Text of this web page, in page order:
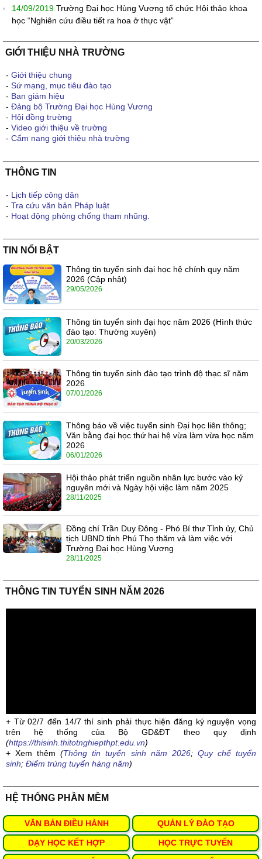
14/09/2019 Trường Đại học Hùng Vương tổ chức Hội thảo khoa
học “Nghiên cứu điều tiết ra hoa ở thực vật”
GIỚI THIỆU NHÀ TRƯỜNG
- Giới thiệu chung
- Sứ mạng, mục tiêu đào tạo
- Ban giám hiệu
- Đảng bộ Trường Đại học Hùng Vương
- Hội đồng trường
- Video giới thiệu về trường
- Cẩm nang giới thiệu nhà trường
THÔNG TIN
- Lịch tiếp công dân
- Tra cứu văn bản Pháp luật
- Hoạt động phòng chống tham nhũng.
TIN NỔI BẬT
Thông tin tuyển sinh đại học hệ chính quy năm
2026 (Cập nhật)
29/05/2026
Thông tin tuyển sinh đại học năm 2026 (Hình thức
đào tạo: Thường xuyên)
20/03/2026
Thông tin tuyển sinh đào tạo trình độ thạc sĩ năm
2026
07/01/2026
Thông báo về việc tuyển sinh Đại học liên thông;
Văn bằng đại học thứ hai hệ vừa làm vừa học năm
2026
06/01/2026
Hội thảo phát triển nguồn nhân lực bước vào kỷ
nguyên mới và Ngày hội việc làm năm 2025
28/11/2025
Đồng chí Trần Duy Đông - Phó Bí thư Tỉnh ủy, Chủ
tịch UBND tỉnh Phú Thọ thăm và làm việc với
Trường Đại học Hùng Vương
28/11/2025
THÔNG TIN TUYỂN SINH NĂM 2026
+ Từ 02/7 đến 14/7 thí sinh phải thực hiện đăng ký nguyện vọng
trên hệ thống của Bộ GD&ĐT theo quy định
(https://thisinh.thitotnghiepthpt.edu.vn)
+ Xem thêm(Thông tin tuyển sinh năm 2026; Quy chế tuyển
sinh; Điểm trúng tuyển hàng năm)
HỆ THỐNG PHẦN MỀM
VĂN BẢN ĐIỀU HÀNH QUẢN LÝ ĐÀO TẠO
DẠY HỌC KẾT HỢP HỌC TRỰC TUYẾN